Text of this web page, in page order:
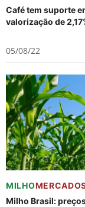
Café tem suporte
valorização de
05/08/22
MILHO
Milho Brasil: